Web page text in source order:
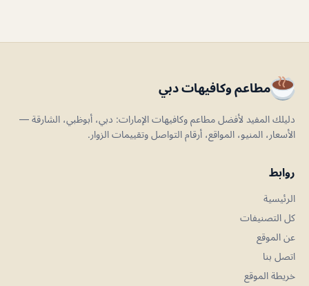
مطاعم وكافيهات دبي
دليلك المفيد لأفضل مطاعم وكافيهات الإمارات: دبي، أبوظبي، الشارقة —
الأسعار، المنيو، المواقع، أرقام التواصل وتقييمات الزوار.
روابط
الرئيسية
كل التصنيفات
عن الموقع
اتصل بنا
خريطة الموقع